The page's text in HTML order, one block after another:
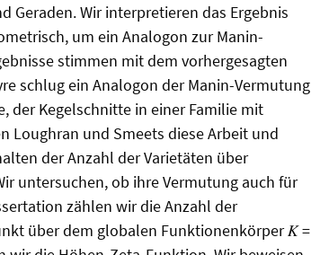
Wir interpretieren das Ergebnis
um ein Analogon zur Manin-
stimmen mit dem vorhergesagten
schlug ein Analogon der Manin-Vermutung
der Kegelschnitte in einer Familie mit
Loughran und Smeets diese Arbeit und
der Anzahl der Varietäten über
untersuchen, ob ihre Vermutung auch für
zählen wir die Anzahl der
über dem globalen Funktionenkörper 𝐾 =